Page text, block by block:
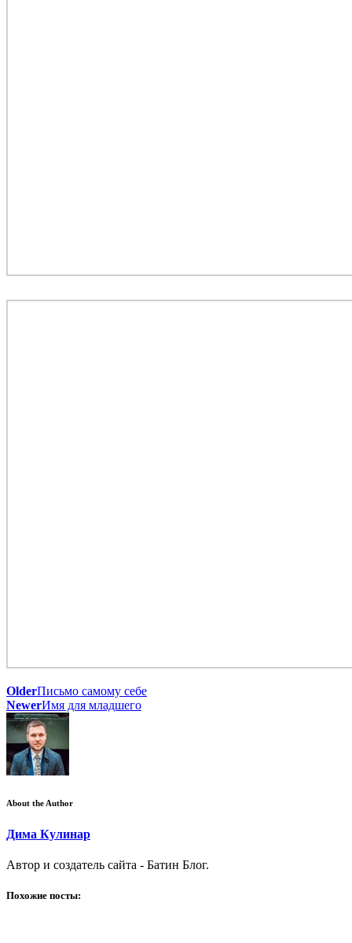
OlderПисьмо самому себе
NewerИмя для младшего
About the Author
Дима Кулинар
Автор и создатель сайта - Батин Блог.
Похожие посты: